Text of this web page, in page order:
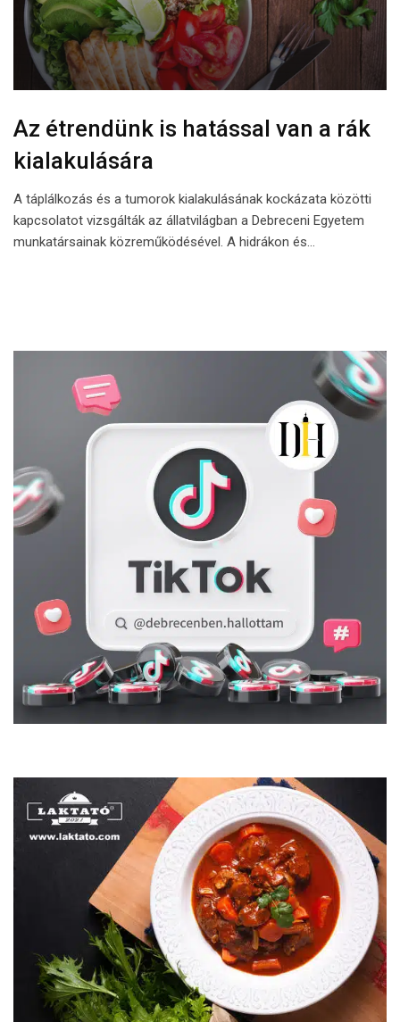
Az étrendünk is hatással van a rák
kialakulására
A táplálkozás és a tumorok kialakulásának kockázata közötti
kapcsolatot vizsgálták az állatvilágban a Debreceni Egyetem
munkatársainak közreműködésével. A hidrákon és…